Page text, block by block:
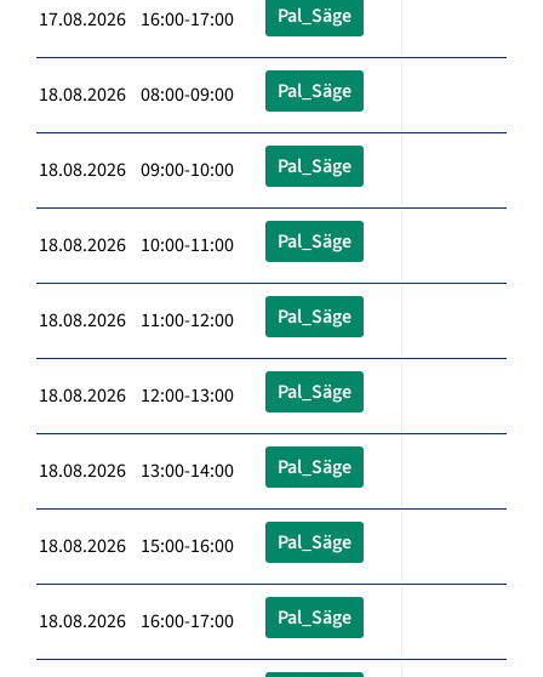
17.08.2026 16:00-17:00 Pal_Säge
18.08.2026 08:00-09:00 Pal_Säge
18.08.2026 09:00-10:00 Pal_Säge
18.08.2026 10:00-11:00 Pal_Säge
18.08.2026 11:00-12:00 Pal_Säge
18.08.2026 12:00-13:00 Pal_Säge
18.08.2026 13:00-14:00 Pal_Säge
18.08.2026 15:00-16:00 Pal_Säge
18.08.2026 16:00-17:00 Pal_Säge